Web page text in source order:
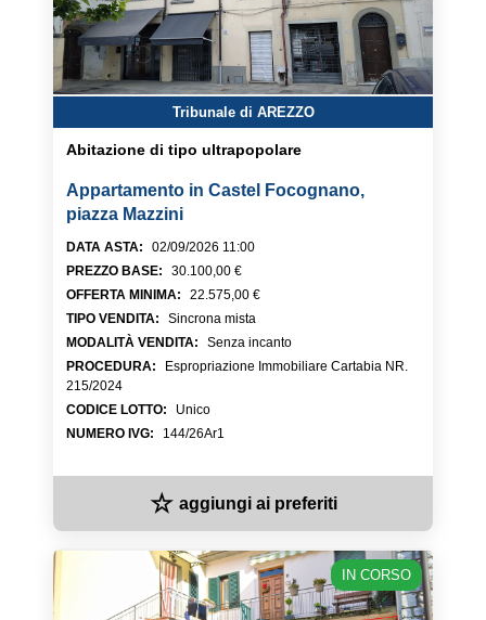
Tribunale di AREZZO
Abitazione di tipo ultrapopolare
Appartamento in Castel Focognano,
piazza Mazzini
DATA ASTA:
02/09/2026 11:00
PREZZO BASE:
30.100,00 €
OFFERTA MINIMA:
22.575,00 €
TIPO VENDITA:
Sincrona mista
MODALITÀ VENDITA:
Senza incanto
PROCEDURA:
Espropriazione Immobiliare Cartabia NR.
215/2024
CODICE LOTTO:
Unico
NUMERO IVG: 144/26Ar1
☆ aggiungi ai preferiti
IN CORSO